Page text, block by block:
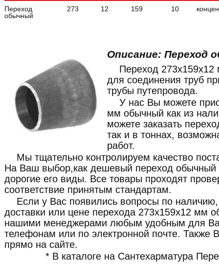
Переход
обычный
273 12 159 10
Описание: Переход
Переход
для соединения труб
трубы путепровода.
У нас Вы можете
мм обычный как из
можете заказать
так и в тоннах,
работ.
Мы тщательно контролируем качество
На Ваш выбор,как дешевый переход обычный
дорогие его виды. Все товары проходят
соответствие принятым стандартам.
Если у Вас появились вопросы по
доставки или цене перехода 273x159x12 мм
нашими менеджерами любым удобным для
телефонам или по электронной почте. Также
прямо на сайте.
* В каталоге на Сантехарматура